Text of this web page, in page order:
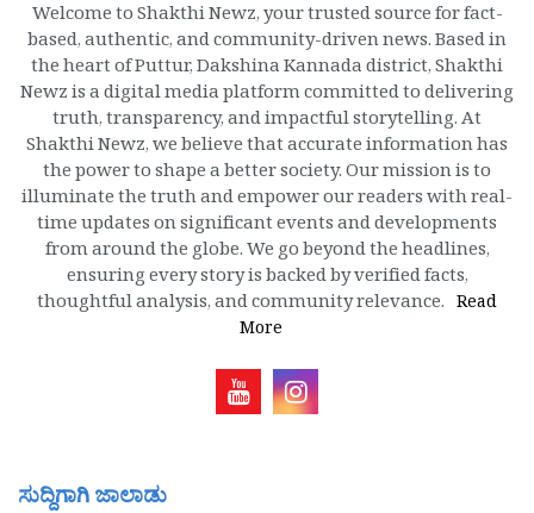
Welcome to Shakthi Newz, your trusted source for fact-
based, authentic, and community-driven news. Based in
the heart of Puttur, Dakshina Kannada district, Shakthi
Newz is a digital media platform committed to delivering
truth, transparency, and impactful storytelling. At
Shakthi Newz, we believe that accurate information has
the power to shape a better society. Our mission is to
illuminate the truth and empower our readers with real-
time updates on significant events and developments
from around the globe. We go beyond the headlines,
ensuring every story is backed by verified facts,
thoughtful analysis, and community relevance. Read
More
ಸುದ್ದಿಗಾಗಿ ಜಾಲಾಡು